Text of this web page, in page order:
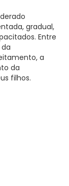
gradual,
Entre
a
da
filhos.